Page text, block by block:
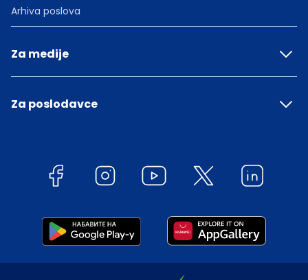
Arhiva poslova
Za medije
Za poslodavce